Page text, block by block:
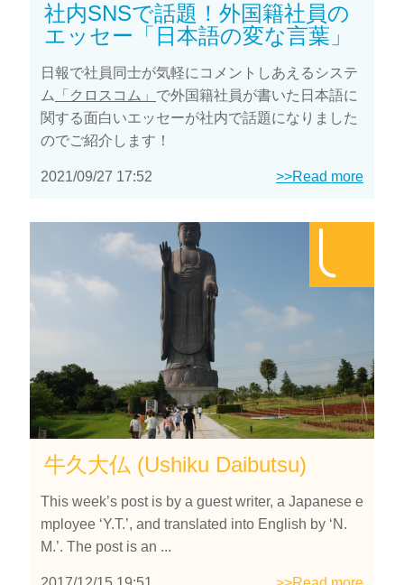
社内SNSで話題！外国籍社員の
エッセー「日本語の変な言葉」
日報で社員同士が気軽にコメントしあえるシステ
ム
「クロスコム」 で外国籍社員が書いた日本語に
関する面白いエッセーが社内で話題になりました
のでご紹介します！
2021/09/27 17:52 >>Read more
牛久大仏 (Ushiku Daibutsu)
This week’s post is by a guest writer, a Japanese e
mployee ‘Y.T.’, and translated into English by ‘N.
M.’. The post is an ...